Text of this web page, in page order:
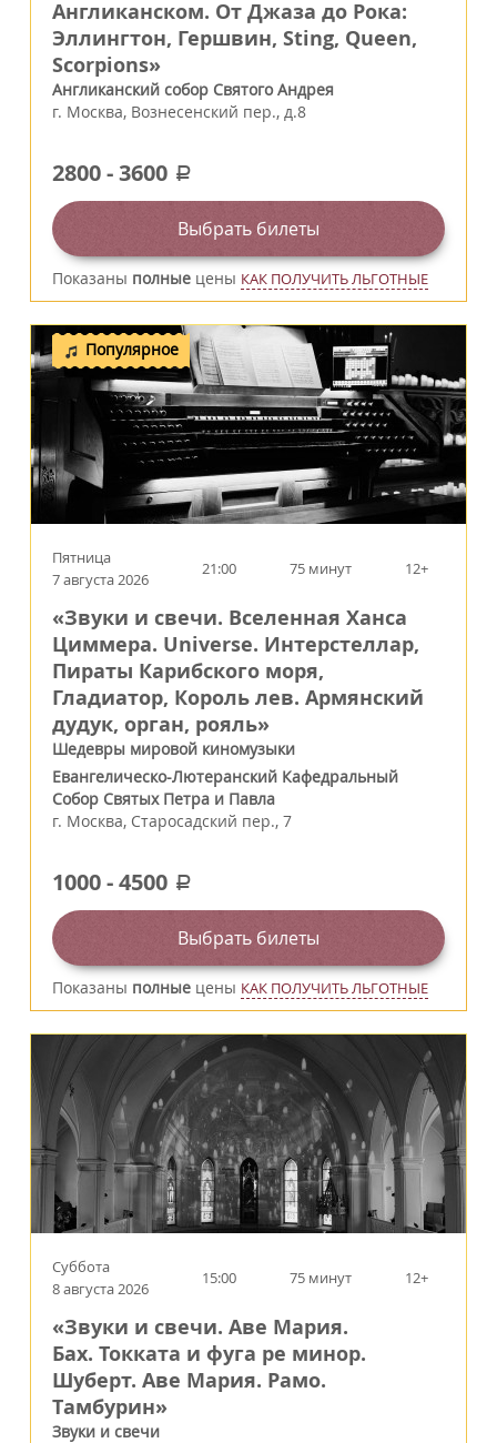
Англиканском. От Джаза до Рока:
Эллингтон, Гершвин, Sting, Queen,
Scorpions»
Англиканский собор Святого Андрея
г. Москва, Вознесенский пер., д.8
2800-3600 a
Выбрать билеты
Показаны полные цены КАК ПОЛУЧИТЬ ЛЬГОТНЫЕ
Популярное
Пятница
7 августа 2026
21:00 75 минут 12+
«Звуки и свечи. Вселенная Ханса
Циммера. Universe. Интерстеллар,
Пираты Карибского моря,
Гладиатор, Король лев. Армянский
дудук, орган, рояль»
Шедевры мировой киномузыки
Евангелическо-Лютеранский Кафедральный
Собор Святых Петра и Павла
г. Москва, Старосадский пер., 7
1000-4500 a
Выбрать билеты
Показаны полные цены КАК ПОЛУЧИТЬ ЛЬГОТНЫЕ
Суббота
8 августа 2026
15:00 75 минут 12+
«Звуки и свечи. Аве Мария.
Бах. Токката и фуга ре минор.
Шуберт. Аве Мария. Рамо.
Тамбурин»
Звуки и свечи